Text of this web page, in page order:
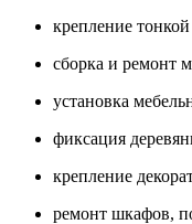
крепление
сборка и ремонт
установка
фиксация
крепление
ремонт шкафов,